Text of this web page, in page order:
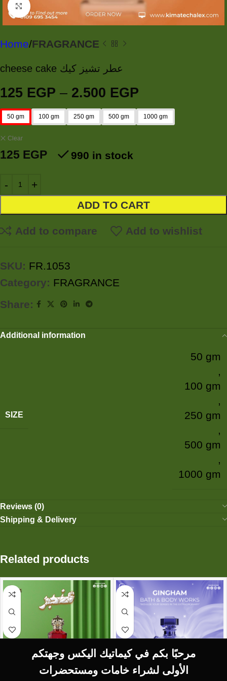
مرحبًا بكم في كيماتيك اليكس وجهتكم
الأولى لشراء خامات ومستحضرات
Click to enlarge
Home FRAGRANCE
cheese cake عطر تشيز كيك
125 EGP – 2.500 EGP
50 gm 100 gm 250 gm 500 gm 1000 gm
Clear
125 EGP 990 in stock
ADD TO CART
Add to compare Add to wishlist
SKU: FR.1053
Category: FRAGRANCE
Share:
Additional information
SIZE
50 gm
,
100 gm
,
250 gm
,
500 gm
,
1000 gm
Reviews (0)
Shipping & Delivery
Related products